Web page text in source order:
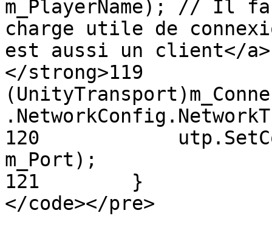
m_PlayerName); // Il
charge utile de
est aussi un client</a>
</strong>119
120
m_Port);
121        }
</code></pre>